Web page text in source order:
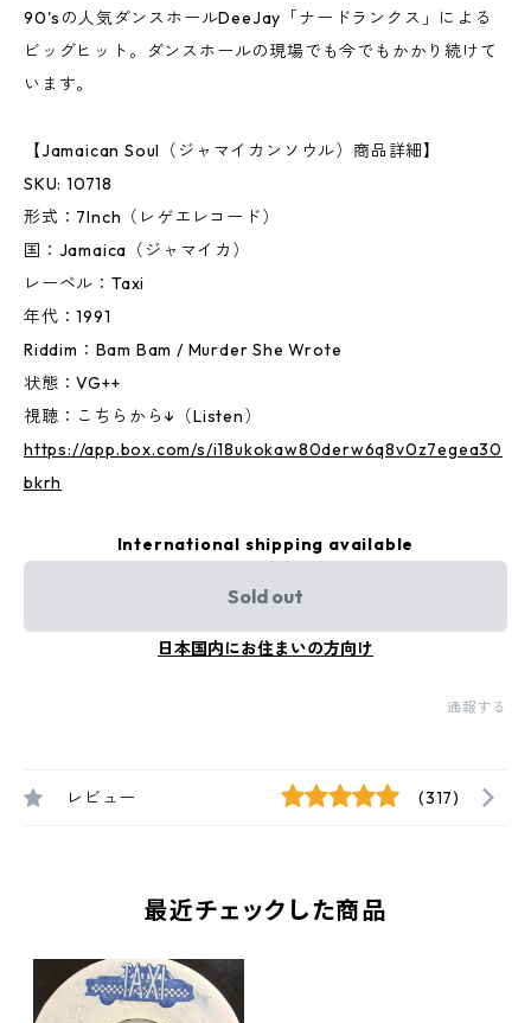
90'sの人気ダンスホールDeeJay「ナードランクス」による
ビッグヒット。ダンスホールの現場でも今でもかかり続けて
います。
【Jamaican Soul（ジャマイカンソウル）商品詳細】
SKU: 10718
形式：7Inch（レゲエレコード）
国：Jamaica（ジャマイカ）
レーベル：Taxi
年代：1991
Riddim：Bam Bam / Murder She Wrote
状態：VG++
視聴：こちらから↓（Listen）
https://app.box.com/s/i18ukokaw80derw6q8v0z7egea30
bkrh
International shipping available
Sold out
日本国内にお住まいの方向け
通報する
レビュー (317)
最近チェックした商品